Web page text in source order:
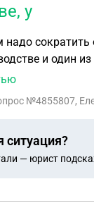
у
надо
и один
№4855807,
ситуация?
— юрист